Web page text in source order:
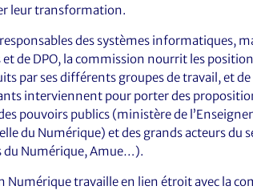
leur transformation.
des systèmes informatiques,
de DPO, la commission nourrit les
par ses différents groupes de travail, et
interviennent pour porter des
pouvoirs publics (ministère de
du Numérique) et des grands acteurs du
du Numérique, Amue…).
Numérique travaille en lien étroit avec la